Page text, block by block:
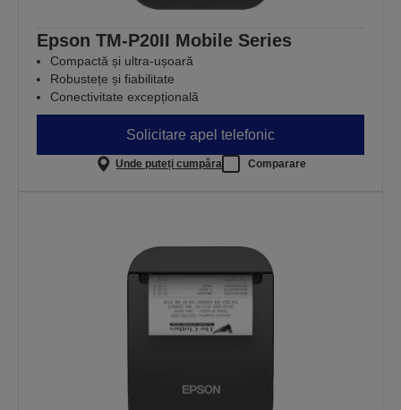
Epson TM-P20II Mobile Series
Compactă și ultra-ușoară
Robustețe și fiabilitate
Conectivitate excepțională
Solicitare apel telefonic
Unde puteți cumpăra Comparare